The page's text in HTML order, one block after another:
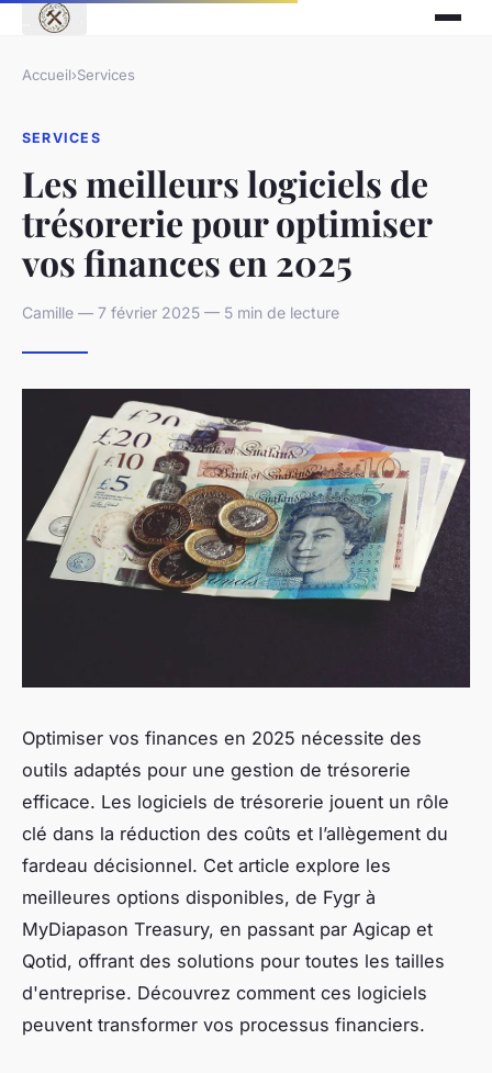
Accueil›Services
SERVICES
Les meilleurs logiciels de
trésorerie pour optimiser
vos finances en 2025
Camille — 7 février 2025 — 5 min de lecture
Optimiser vos finances en 2025 nécessite des
outils adaptés pour une gestion de trésorerie
efficace. Les logiciels de trésorerie jouent un rôle
clé dans la réduction des coûts et l’allègement du
fardeau décisionnel. Cet article explore les
meilleures options disponibles, de Fygr à
MyDiapason Treasury, en passant par Agicap et
Qotid, offrant des solutions pour toutes les tailles
d'entreprise. Découvrez comment ces logiciels
peuvent transformer vos processus financiers.